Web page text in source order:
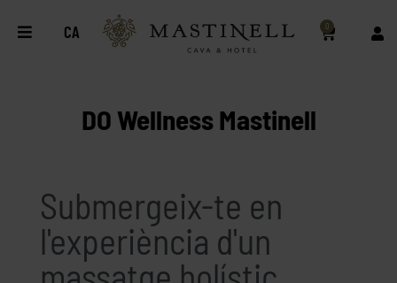
CA 0
DO Wellness Mastinell
Submergeix-te en
l'experiència d'un